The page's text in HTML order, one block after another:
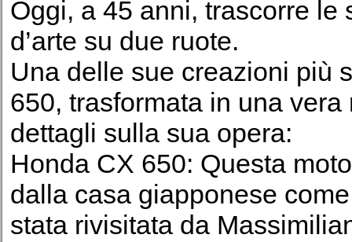
Oggi, a 45 anni, trascorre le
d’arte su due ruote.
Una delle sue creazioni più
650, trasformata in una
dettagli sulla sua opera:
Honda CX 650: Questa
dalla casa giapponese
stata rivisitata da